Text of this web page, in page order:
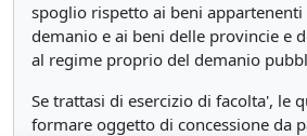
spoglio rispetto ai beni
demanio e ai beni delle provincie e
al regime proprio del demanio
Se trattasi di esercizio di facolta', le
formare oggetto di concessione da